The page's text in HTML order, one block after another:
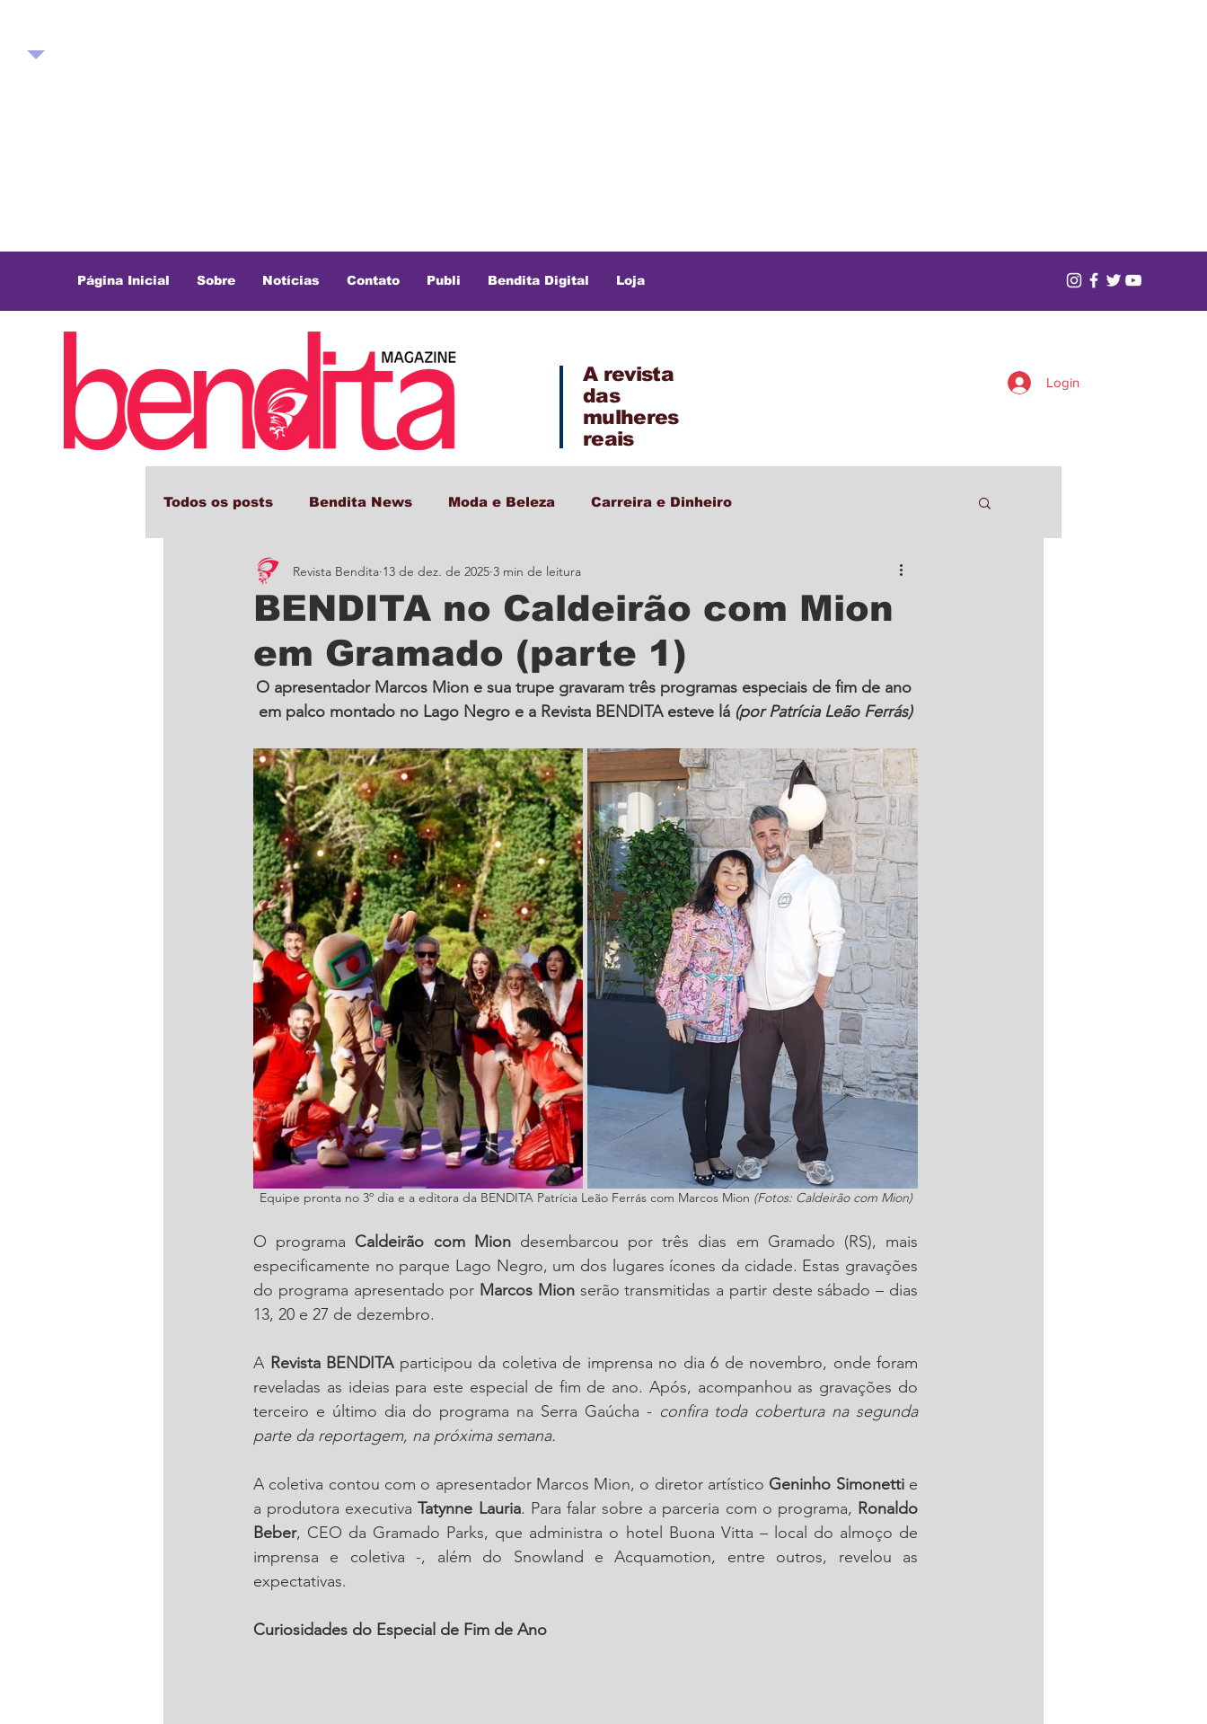
Página Inicial Sobre Notícias Contato Publi Bendita Digital Loja
A revista
das
mulheres
reais
Login
Todos os posts Bendita News Moda e Beleza Carreira e Dinheiro
Comportamento e Cultura Decor + Gastro + Turismo
BENDITA no Caldeirão com Mion
em Gramado (parte 1)
Revista Bendita 13 de dez. de 2025 3 min de leitura
O apresentador Marcos Mion e sua trupe gravaram três programas especiais de fim de ano
em palco montado no Lago Negro e a Revista BENDITA esteve lá (por Patrícia Leão Ferrás)
Equipe pronta no 3º dia e a editora da BENDITA Patrícia Leão Ferrás com Marcos Mion (Fotos: Caldeirão com Mion)
O programa Caldeirão com Mion desembarcou por três dias em Gramado (RS), mais
especificamente no parque Lago Negro, um dos lugares ícones da cidade. Estas gravações
do programa apresentado por Marcos Mion serão transmitidas a partir deste sábado – dias
13, 20 e 27 de dezembro.
A Revista BENDITA participou da coletiva de imprensa no dia 6 de novembro, onde foram
reveladas as ideias para este especial de fim de ano. Após, acompanhou as gravações do
terceiro e último dia do programa na Serra Gaúcha - confira toda cobertura na segunda
parte da reportagem, na próxima semana.
A coletiva contou com o apresentador Marcos Mion, o diretor artístico Geninho Simonetti e
a produtora executiva Tatynne Lauria. Para falar sobre a parceria com o programa, Ronaldo
Beber, CEO da Gramado Parks, que administra o hotel Buona Vitta – local do almoço de
imprensa e coletiva -, além do Snowland e Acquamotion, entre outros, revelou as
expectativas.
Curiosidades do Especial de Fim de Ano